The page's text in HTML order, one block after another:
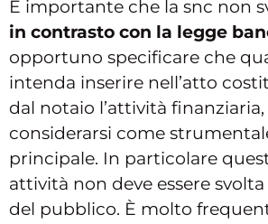
È importante che la snc non
in contrasto con la legge
opportuno specificare che
intenda inserire nell’atto
dal notaio l’attività finanziaria,
considerarsi come
principale. In particolare
attività non deve essere
del pubblico. È molto